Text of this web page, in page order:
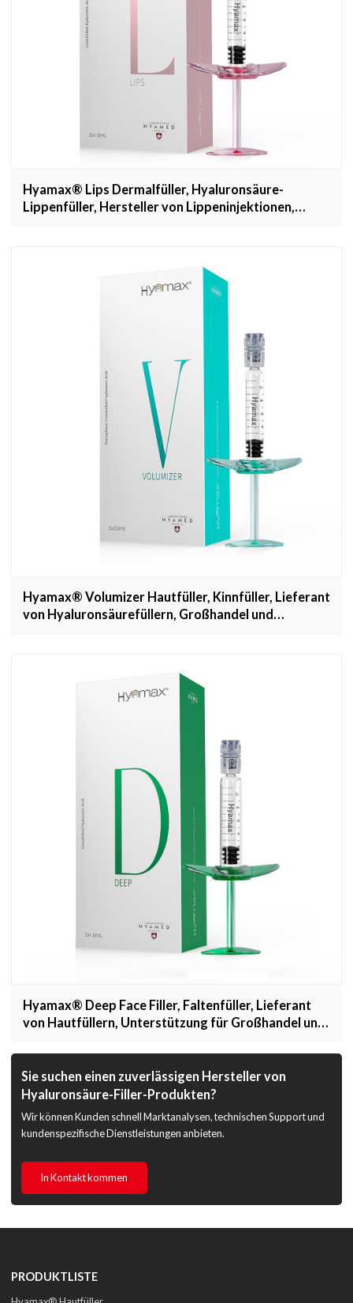
Hyamax® Lips Dermalfüller, Hyaluronsäure-
Lippenfüller, Hersteller von Lippeninjektionen,
Hyamax® Volumizer Hautfüller, Kinnfüller, Lieferant
von Hyaluronsäurefüllern, Großhandel und
Hyamax® Deep Face Filler, Faltenfüller, Lieferant
von Hautfüllern, Unterstützung für Großhandel und
Sie suchen einen zuverlässigen Hersteller von
Hyaluronsäure-Filler-Produkten?
Wir können Kunden schnell Marktanalysen, technischen Support und
kundenspezifische Dienstleistungen anbieten.
In Kontakt kommen
PRODUKTLISTE